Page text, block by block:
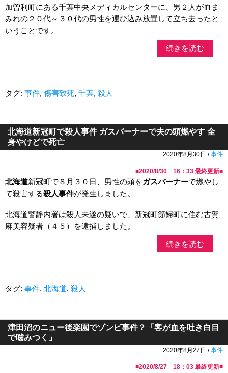
加曽利町にある千葉中央メディカルセンターに、男２人が血ま
みれの２０代～３０代の男性を運び込み放置して立ち去ったと
いうことです。
続きを読む
タグ: 事件, 傷害致死, 千葉, 殺人
北海道新冠町で殺人事件 ガスバーナーで夫の頭燃やす 全
身やけどで死亡
2020年8月30日 /事件
■2020/8/30 16：33 最終更新■
北海道新冠町で８月３０日、男性の頭をガスバーナーで燃やし
て殺害する殺人事件が発生しました。
北海道警静内署は殺人未遂の疑いで、新冠町節婦町に住む古賀
麻美容疑者（４５）を逮捕しました。
続きを読む
タグ: 事件, 北海道, 殺人
津田沼のニュー後楽園でゾンビ事件？「客が血を吐き白目
で噛みつく」
2020年8月27日 /事件
■2020/8/27 18：03 最終更新■